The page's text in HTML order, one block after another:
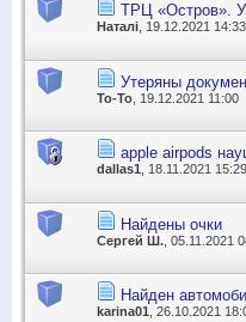
ТРЦ «Остров».
Наталі , 19.12.2021 14:33
Утеряны
To-To , 19.12.2021 11:00
apple airpods
dallas1 , 18.11.2021 15:29
Найдены очки
Сергей Ш. , 05.11.2021
Найден
karina01 , 26.10.2021